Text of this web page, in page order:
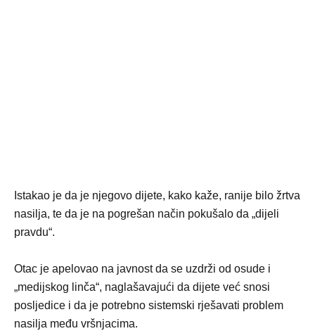
Istakao je da je njegovo dijete, kako kaže, ranije bilo žrtva
nasilja, te da je na pogrešan način pokušalo da „dijeli
pravdu“.
Otac je apelovao na javnost da se uzdrži od osude i
„medijskog linča“, naglašavajući da dijete već snosi
posljedice i da je potrebno sistemski rješavati problem
nasilja među vršnjacima.